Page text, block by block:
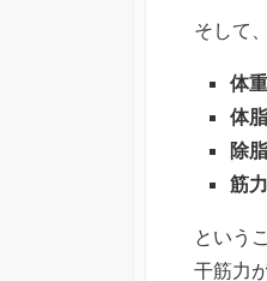
そして
体
体
除
筋
という
干筋力